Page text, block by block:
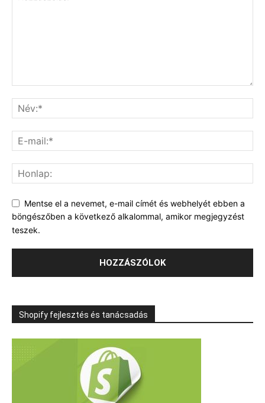
Mentse el a nevemet, e-mail címét és webhelyét ebben a
böngészőben a következő alkalommal, amikor megjegyzést
teszek.
Shopify fejlesztés és tanácsadás